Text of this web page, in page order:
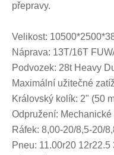
přepravy.
Velikost:
Náprava: 13T/16T
Podvozek: 28t Heavy
Maximální užitečné
Královský kolík: 2" (50
Odpružení:
Ráfek: 8,00-20/8,5-20/
Pneu: 11.00r20 12r22.5